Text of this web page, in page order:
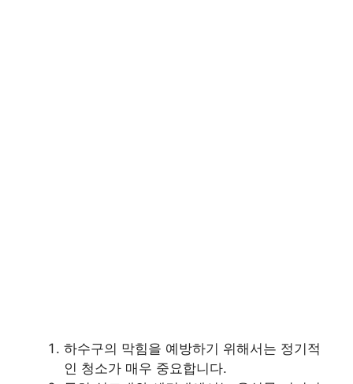
하수구의 막힘을 예방하기 위해서는 정기적
인 청소가 매우 중요합니다.